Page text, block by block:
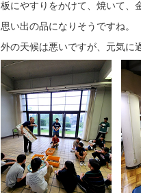
板にやすりをかけて、焼いて、
思い出の品になりそうですね。
外の天候は悪いですが、元気に